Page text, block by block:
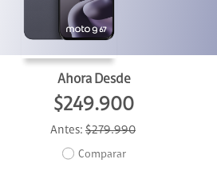
Ahora Desde
$249.900
Antes: $279.990
Comparar